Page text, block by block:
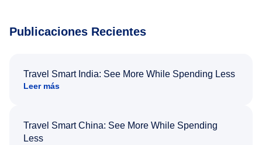
Publicaciones Recientes
Travel Smart India: See More While Spending Less
Leer más
Travel Smart China: See More While Spending
Less